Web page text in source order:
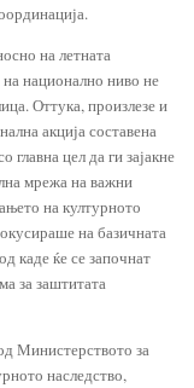
на летната
на национално ниво не
Оттука, произлезе и
акција составена
цел да ги зајакне
мрежа на важни
на културното
на базичната
каде ќе се започнат
за заштитата
Министерството за
наследство,